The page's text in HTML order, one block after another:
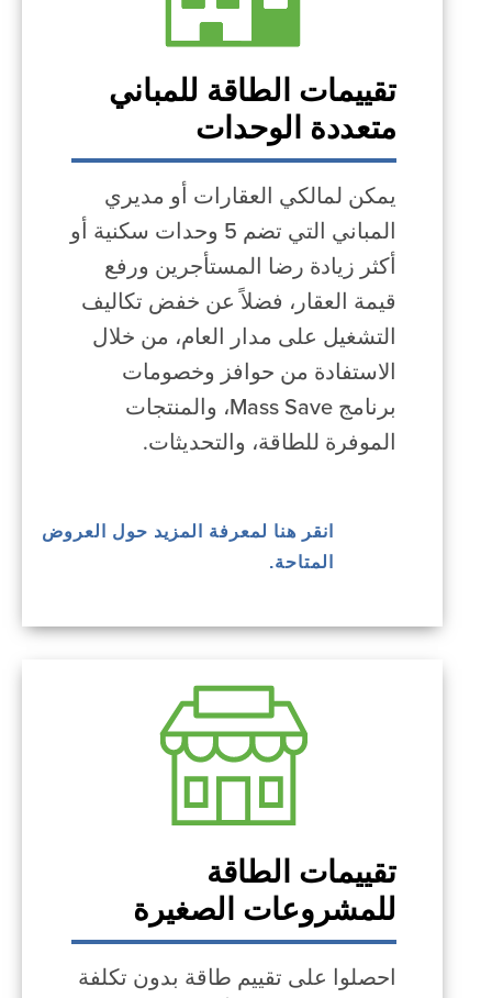
تقييمات الطاقة للمباني
متعددة الوحدات
يمكن لمالكي العقارات أو مديري
المباني التي تضم 5 وحدات سكنية أو
أكثر زيادة رضا المستأجرين ورفع
قيمة العقار، فضلاً عن خفض تكاليف
التشغيل على مدار العام، من خلال
الاستفادة من حوافز وخصومات
برنامج Mass Save، والمنتجات
الموفرة للطاقة، والتحديثات.
انقر هنا لمعرفة المزيد حول العروض
المتاحة.
تقييمات الطاقة
للمشروعات الصغيرة
احصلوا على تقييم طاقة بدون تكلفة